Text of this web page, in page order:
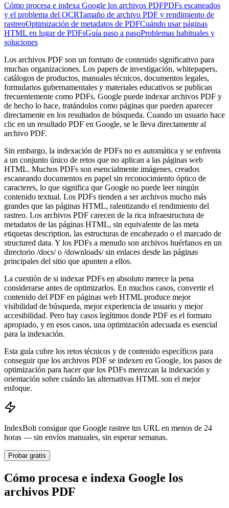
Cómo procesa e indexa Google los archivos PDFPDFs escaneados
y el problema del OCRTamaño de archivo PDF y rendimiento de
rastreoOptimización de metadatos de PDFCuándo usar páginas
HTML en lugar de PDFsGuía paso a pasoProblemas habituales y
soluciones
Los archivos PDF son un formato de contenido significativo para
muchas organizaciones. Los papers de investigación, whitepapers,
catálogos de productos, manuales técnicos, documentos legales,
formularios gubernamentales y materiales educativos se publican
frecuentemente como PDFs. Google puede indexar archivos PDF y
de hecho lo hace, tratándolos como páginas que pueden aparecer
directamente en los resultados de búsqueda. Cuando un usuario hace
clic en un resultado PDF en Google, se le lleva directamente al
archivo PDF.
Sin embargo, la indexación de PDFs no es automática y se enfrenta
a un conjunto único de retos que no aplican a las páginas web
HTML. Muchos PDFs son esencialmente imágenes, creados
escaneando documentos en papel sin reconocimiento óptico de
caracteres, lo que significa que Google no puede leer ningún
contenido textual. Los PDFs tienden a ser archivos mucho más
grandes que las páginas HTML, ralentizando el rendimiento del
rastreo. Los archivos PDF carecen de la rica infraestructura de
metadatos de las páginas HTML, sin equivalente de las meta
etiquetas description, las estructuras de encabezado o el marcado de
structured data. Y los PDFs a menudo son archivos huérfanos en un
directorio /docs/ o /downloads/ sin enlaces desde las páginas
principales del sitio que apunten a ellos.
La cuestión de si indexar PDFs en absoluto merece la pena
considerarse antes de optimizarlos. En muchos casos, convertir el
contenido del PDF en páginas web HTML produce mejor
visibilidad de búsqueda, mejor experiencia de usuario y mejor
accesibilidad. Pero hay casos legítimos donde PDF es el formato
apropiado, y en esos casos, una optimización adecuada es esencial
para la indexación.
Esta guía cubre los retos técnicos y de contenido específicos para
conseguir que los archivos PDF se indexen en Google, los pasos de
optimización para hacer que los PDFs merezcan la indexación y
orientación sobre cuándo las alternativas HTML son el mejor
enfoque.
IndexBolt consigue que Google rastree tus URL en menos de 24
horas — sin envíos manuales, sin esperar semanas.
Probar gratis
Cómo procesa e indexa Google los
archivos PDF